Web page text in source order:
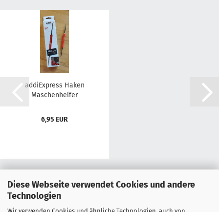
Diese Webseite verwendet Cookies und andere
Technologien
Wir verwenden Cookies und ähnliche Technologien, auch von
addiExpress Haken
Maschenhelfer
6,95 EUR